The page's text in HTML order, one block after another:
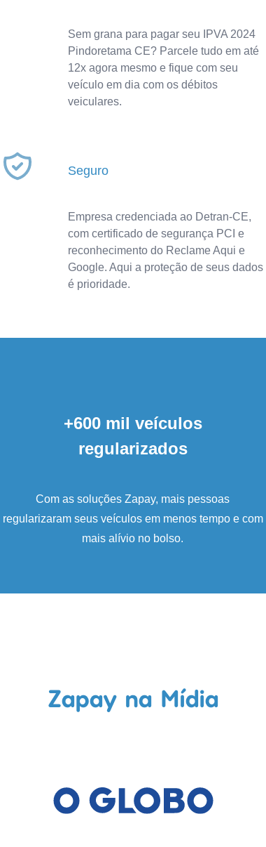
Sem grana para pagar seu IPVA 2024
Pindoretama CE? Parcele tudo em até
12x agora mesmo e fique com seu
veículo em dia com os débitos
veiculares.
Seguro
Empresa credenciada ao Detran-CE,
com certificado de segurança PCI e
reconhecimento do Reclame Aqui e
Google. Aqui a proteção de seus dados
é prioridade.
+600 mil veículos
regularizados
Com as soluções Zapay, mais pessoas
regularizaram seus veículos em menos tempo e com
mais alívio no bolso.
Zapay na Mídia